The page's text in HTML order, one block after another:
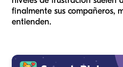
finalmente sus compañeros,
entienden.